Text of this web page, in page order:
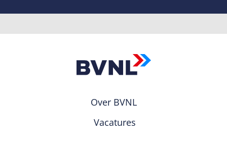
Over BVNL
Vacatures